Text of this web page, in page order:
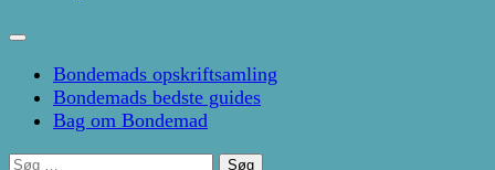
Bondemads opskriftsamling
Bondemads bedste guides
Bag om Bondemad
Søg